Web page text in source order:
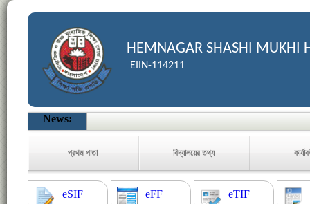
HEMNAGAR SHASHI MUKHI
EIIN-114211
News:
প্রথম পাতা বিদ্যালয়ের তথ্য
eSIF eFF eTIF